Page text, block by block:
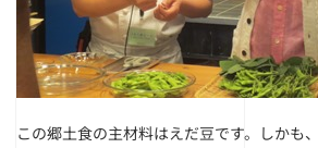
この郷土食の主材料はえだ豆です。しかも